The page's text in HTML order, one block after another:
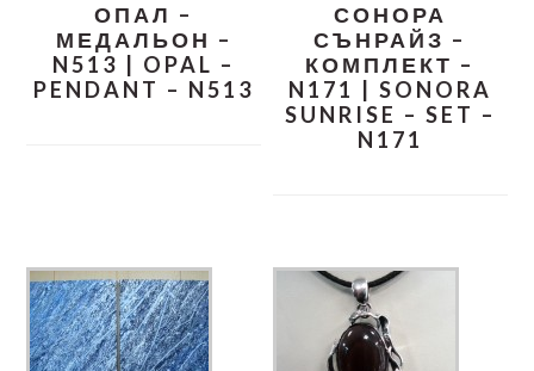
ОПАЛ –
МЕДАЛЬОН –
N513 | OPAL –
PENDANT – N513
СОНОРА
СЪНРАЙЗ –
КОМПЛЕКТ –
N171 | SONORA
SUNRISE – SET –
N171